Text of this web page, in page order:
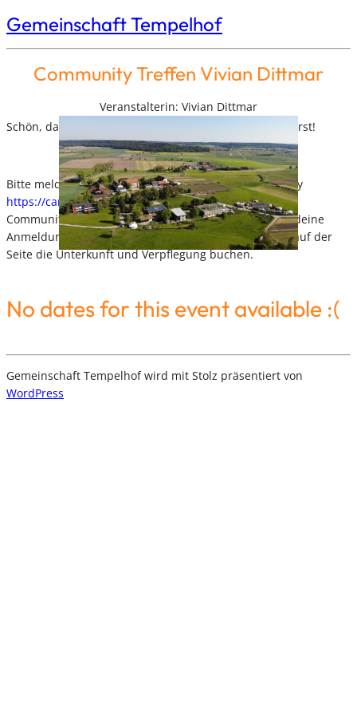
Gemeinschaft Tempelhof
Community Treffen Vivian Dittmar
Veranstalterin: Vivian Dittmar
Schön, dass du beim Community Treffen dabei sein wirst!
Bitte melde dichzuerstin der Lebensweise Community
https://campus.lebensweise.netfür die Teilnahme am
Community Treffen an. Wenn das Lebensweise-Team deine
Anmeldung bestätigt hat, kannst du dann hier unten auf der
Seite die Unterkunft und Verpflegung buchen.
No dates for this event available :(
Gemeinschaft Tempelhof wird mit Stolz präsentiert von
WordPress